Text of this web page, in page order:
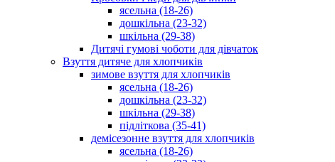
ясельна (18-26)
дошкільна (23-32)
шкільна (29-38)
Дитячі гумові чоботи для дівчаток
Взуття дитяче для хлопчиків
зимове взуття для хлопчиків
ясельна (18-26)
дошкільна (23-32)
шкільна (29-38)
підліткова (35-41)
демісезонне взуття для хлопчиків
ясельна (18-26)